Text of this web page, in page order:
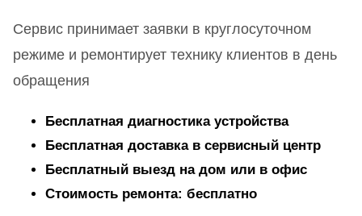
Сервис принимает заявки в круглосуточном
режиме и ремонтирует технику клиентов в день
обращения
Бесплатная диагностика устройства
Бесплатная доставка в сервисный центр
Бесплатный выезд на дом или в офис
Стоимость ремонта: бесплатно